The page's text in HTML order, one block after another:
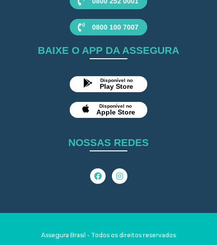
0800 100 7007
BAIXE O APP DA ASSEGURA
Disponível no
Play Store
Disponível no
Apple Store
NOSSAS REDES
Assegura Brasil - Todos os direitos reservados